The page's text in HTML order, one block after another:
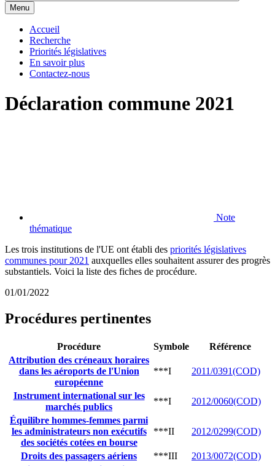
Menu
Accueil
Recherche
Priorités législatives
En savoir plus
Contactez-nous
Déclaration commune 2021
Note
thématique
Les trois institutions de l'UE ont établi des priorités législatives
communes pour 2021 auxquelles elles souhaitent assurer des progrès
substantiels. Voici la liste des fiches de procédure.
01/01/2022
Procédures pertinentes
Procédure Symbole
Référence
Attribution des créneaux horaires
dans les aéroports de l'Union
européenne
***I 2011/0391(COD)
Instrument international sur les
marchés publics
***I
2012/0060(COD)
Équilibre hommes-femmes parmi
les administrateurs non exécutifs
des sociétés cotées en bourse
***II 2012/0299(COD)
Droits des passagers aériens ***III
2013/0072(COD)